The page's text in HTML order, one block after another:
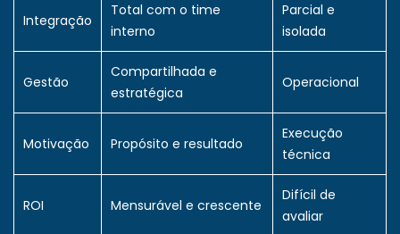
Integração
Total com o time
interno
Parcial e
isolada
Gestão
Compartilhada e
estratégica
Operacional
Motivação Propósito e resultado
Execução
técnica
ROI Mensurável e crescente
Difícil de
avaliar